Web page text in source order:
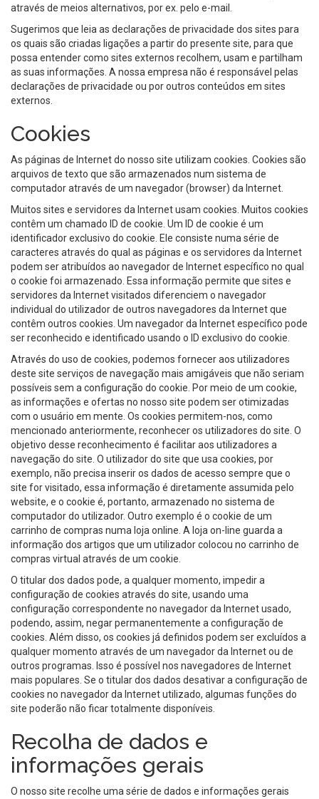
através de meios alternativos, por ex. pelo e-mail.
Sugerimos que leia as declarações de privacidade dos sites para
os quais são criadas ligações a partir do presente site, para que
possa entender como sites externos recolhem, usam e partilham
as suas informações. A nossa empresa não é responsável pelas
declarações de privacidade ou por outros conteúdos em sites
externos.
Cookies
As páginas de Internet do nosso site utilizam cookies. Cookies são
arquivos de texto que são armazenados num sistema de
computador através de um navegador (browser) da Internet.
Muitos sites e servidores da Internet usam cookies. Muitos cookies
contêm um chamado ID de cookie. Um ID de cookie é um
identificador exclusivo do cookie. Ele consiste numa série de
caracteres através do qual as páginas e os servidores da Internet
podem ser atribuídos ao navegador de Internet específico no qual
o cookie foi armazenado. Essa informação permite que sites e
servidores da Internet visitados diferenciem o navegador
individual do utilizador de outros navegadores da Internet que
contêm outros cookies. Um navegador da Internet específico pode
ser reconhecido e identificado usando o ID exclusivo do cookie.
Através do uso de cookies, podemos fornecer aos utilizadores
deste site serviços de navegação mais amigáveis que não seriam
possíveis sem a configuração do cookie. Por meio de um cookie,
as informações e ofertas no nosso site podem ser otimizadas
com o usuário em mente. Os cookies permitem-nos, como
mencionado anteriormente, reconhecer os utilizadores do site. O
objetivo desse reconhecimento é facilitar aos utilizadores a
navegação do site. O utilizador do site que usa cookies, por
exemplo, não precisa inserir os dados de acesso sempre que o
site for visitado, essa informação é diretamente assumida pelo
website, e o cookie é, portanto, armazenado no sistema de
computador do utilizador. Outro exemplo é o cookie de um
carrinho de compras numa loja online. A loja on-line guarda a
informação dos artigos que um utilizador colocou no carrinho de
compras virtual através de um cookie.
O titular dos dados pode, a qualquer momento, impedir a
configuração de cookies através do site, usando uma
configuração correspondente no navegador da Internet usado,
podendo, assim, negar permanentemente a configuração de
cookies. Além disso, os cookies já definidos podem ser excluídos a
qualquer momento através de um navegador da Internet ou de
outros programas. Isso é possível nos navegadores de Internet
mais populares. Se o titular dos dados desativar a configuração de
cookies no navegador da Internet utilizado, algumas funções do
site poderão não ficar totalmente disponíveis.
Recolha de dados e
informações gerais
O nosso site recolhe uma série de dados e informações gerais